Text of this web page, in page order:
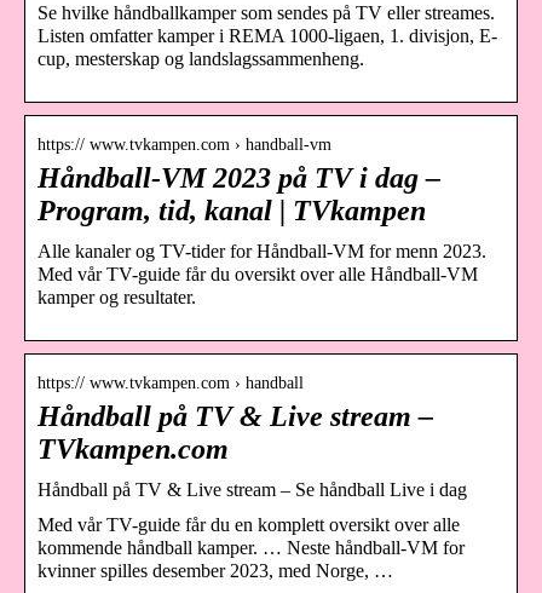
Se hvilke håndballkamper som sendes på TV eller streames.
Listen omfatter kamper i REMA 1000-ligaen, 1. divisjon, E-
cup, mesterskap og landslagssammenheng.
https:// www.tvkampen.com › handball-vm
Håndball-VM 2023 på TV i dag –
Program, tid, kanal | TVkampen
Alle kanaler og TV-tider for Håndball-VM for menn 2023.
Med vår TV-guide får du oversikt over alle Håndball-VM
kamper og resultater.
https:// www.tvkampen.com › handball
Håndball på TV & Live stream –
TVkampen.com
Håndball på TV & Live stream – Se håndball Live i dag
Med vår TV-guide får du en komplett oversikt over alle
kommende håndball kamper. … Neste håndball-VM for
kvinner spilles desember 2023, med Norge, …